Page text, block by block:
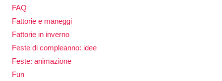
FAQ
Fattorie e maneggi
Fattorie in inverno
Feste di compleanno: idee
Feste: animazione
Fun